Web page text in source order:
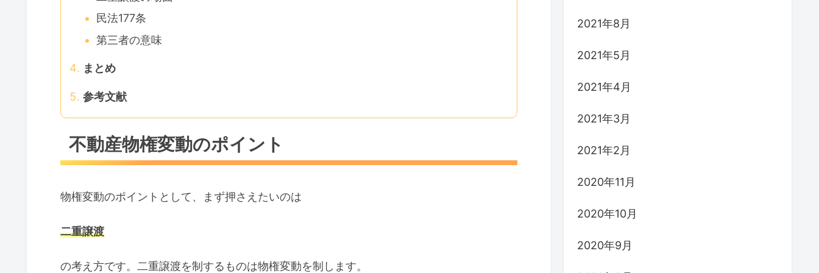
民法177条
第三者の意味
まとめ
参考文献
不動産物権変動のポイント
物権変動のポイントとして、まず押さえたいのは
二重譲渡
の考え方です。二重譲渡を制するものは物権変動を制します。
2021年8月
2021年5月
2021年4月
2021年3月
2021年2月
2020年11月
2020年10月
2020年9月